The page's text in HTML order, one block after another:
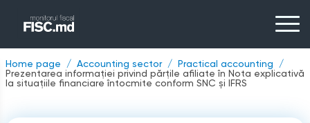
Home page Accounting sector
Practical accounting
Prezentarea informației privind părțile afiliate în Nota explicativă
la situațiile financiare întocmite conform SNC și IFRS